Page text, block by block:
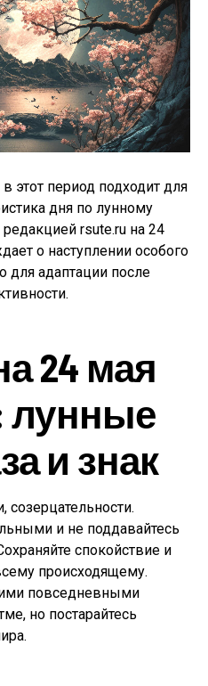
этот период подходит для
дня по лунному
rsute.ru на 24
о наступлении особого
для адаптации после
24 мая
лунные
и знак
созерцательности.
и не поддавайтесь
спокойствие и
происходящему.
повседневными
но постарайтесь